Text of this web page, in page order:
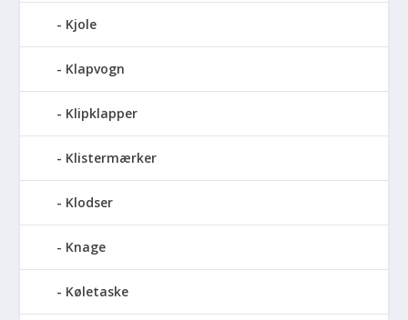
Kjole
Klapvogn
Klipklapper
Klistermærker
Klodser
Knage
Køletaske